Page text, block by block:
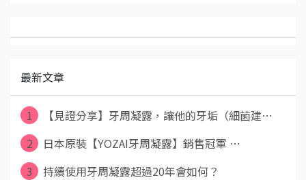
最新文章
1
【見證分享】牙周凝露，讓他的牙垢（細菌建⋯
2
日本原裝【YOZAI牙周凝露】銷售冠軍 ⋯
3
持續使用牙周凝露超過20年會如何？